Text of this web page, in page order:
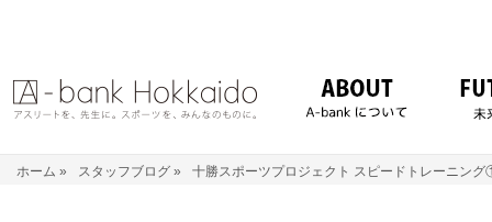
ホーム » スタッフブログ » 十勝スポーツプロジェクト スピードトレーニン